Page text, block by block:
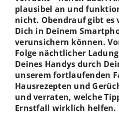
plausibel an und
nicht. Obendrauf gibt es
Dich in Deinem
verunsichern können.
Folge nächtlicher
Deines Handys durch
unserem fortlaufenden
Hausrezepten und
und verraten, welche
Ernstfall wirklich helfen.